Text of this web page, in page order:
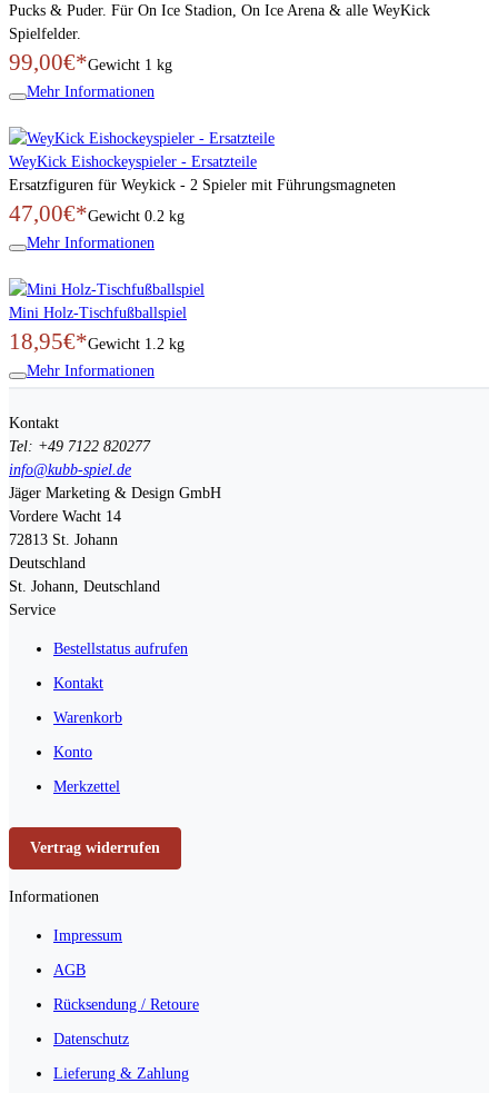
Pucks & Puder. Für On Ice Stadion, On Ice Arena & alle WeyKick
Spielfelder.
99,00€*Gewicht 1 kg
Mehr Informationen
WeyKick Eishockeyspieler - Ersatzteile
Ersatzfiguren für Weykick - 2 Spieler mit Führungsmagneten
47,00€*Gewicht 0.2 kg
Mehr Informationen
Mini Holz-Tischfußballspiel
18,95€*Gewicht 1.2 kg
Mehr Informationen
Kontakt
Tel: +49 7122 820277
info@kubb-spiel.de
Jäger Marketing & Design GmbH
Vordere Wacht 14
72813 St. Johann
Deutschland
St. Johann, Deutschland
Service
Bestellstatus aufrufen
Kontakt
Warenkorb
Konto
Merkzettel
Vertrag widerrufen
Informationen
Impressum
AGB
Rücksendung / Retoure
Datenschutz
Lieferung & Zahlung